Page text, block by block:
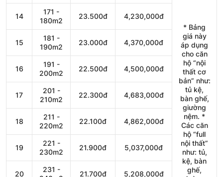
* Bảng
giá này
áp dụng
cho căn
hộ “nội
thất cơ
bản” như:
tủ kệ,
bàn ghế,
giường
nệm. *
Các căn
hộ “full
nội thất”
như: tủ,
kệ, bàn
ghế,
14
171 -
180m2
23.500đ 4,230,000đ
15
181 -
190m2
23.000đ 4,370,000đ
16
191 -
200m2
22.500đ 4,500,000đ
17
201 -
210m2
22.300đ 4,683,000đ
18
211 -
220m2
22.100đ 4,862,000đ
19
221 -
230m2
21.900đ 5,037,000đ
20
231 -
21.700đ 5,208,000đ